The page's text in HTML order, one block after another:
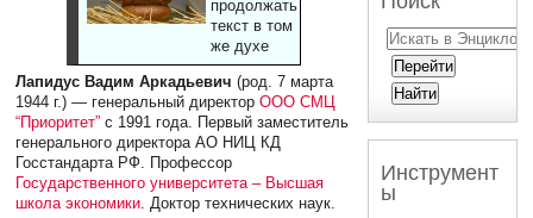
продолжать
текст в том
же духе
Лапидус Вадим Аркадьевич (род. 7 марта
1944 г.) — генеральный директорООО СМЦ
“Приоритет” с 1991 года. Первый заместитель
генерального директора АО НИЦ КД
Госстандарта РФ. Профессор
Государственного университета – Высшая
школа экономики. Доктор технических наук.
Инструмент
ы